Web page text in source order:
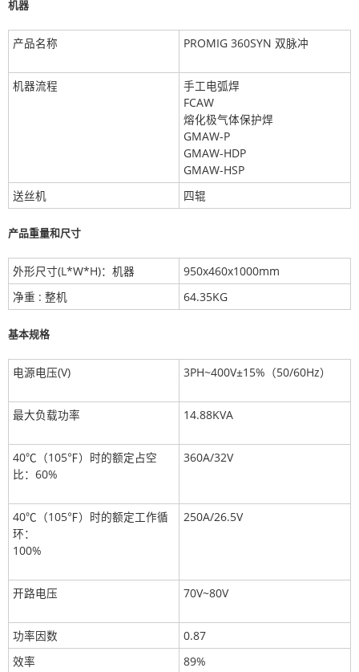
机器
产品名称 PROMIG 360SYN 双脉冲
机器流程
手工电弧焊
FCAW
熔化极气体保护焊
GMAW-P
GMAW-HDP
GMAW-HSP
送丝机
四辊
产品重量和尺寸
外形尺寸(L*W*H)：机器
950x460x1000mm
净重 : 整机
64.35KG
基本规格
电源电压(V) 3PH~400V±15%（50/60Hz）
最大负载功率 14.88KVA
40℃（105℉）时的额定占空
比：60%
360A/32V
40℃（105℉）时的额定工作循
环：
100%
250A/26.5V
开路电压 70V~80V
功率因数
0.87
效率
89%